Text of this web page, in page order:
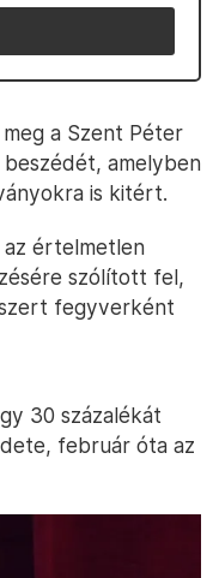
a Szent Péter
amelyben
is kitért.
az értelmetlen
szólított fel,
fegyverként
30 százalékát
február óta az